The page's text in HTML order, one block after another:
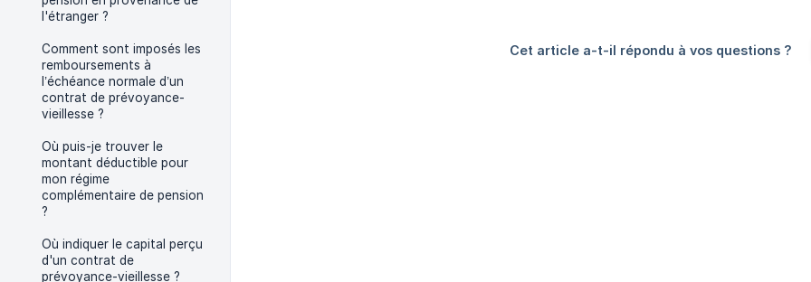
l'étranger ?
Comment sont imposés les
remboursements à
l’échéance normale d’un
contrat de prévoyance-
vieillesse ?
Où puis-je trouver le
montant déductible pour
mon régime
complémentaire de pension
?
Où indiquer le capital perçu
d'un contrat de
prévoyance-vieillesse ?
Cet article a-t-il répondu à vos questions ?